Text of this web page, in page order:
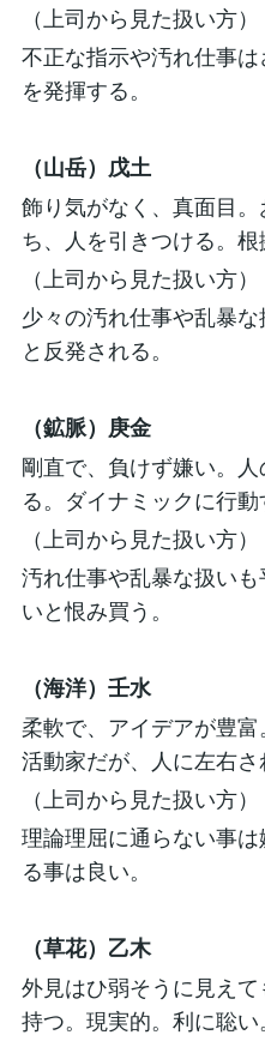
（上司から見た扱い方）
不正な指示や汚れ仕事
を発揮する。
（山岳）戊土
飾り気がなく、真面目
ち、人を引きつける。根
（上司から見た扱い方）
少々の汚れ仕事や乱暴
と反発される。
（鉱脈）庚金
剛直で、負けず嫌い。
る。ダイナミックに行動
（上司から見た扱い方）
汚れ仕事や乱暴な扱い
いと恨み買う。
（海洋）壬水
柔軟で、アイデアが豊
活動家だが、人に左右さ
（上司から見た扱い方）
理論理屈に通らない事
る事は良い。
（草花）乙木
外見はひ弱そうに見え
持つ。現実的。利に聡い。